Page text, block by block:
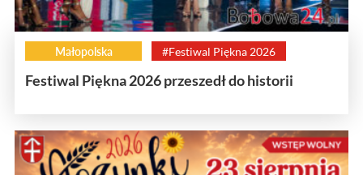
Małopolska #Festiwal Piękna 2026
Festiwal Piękna 2026 przeszedł do historii